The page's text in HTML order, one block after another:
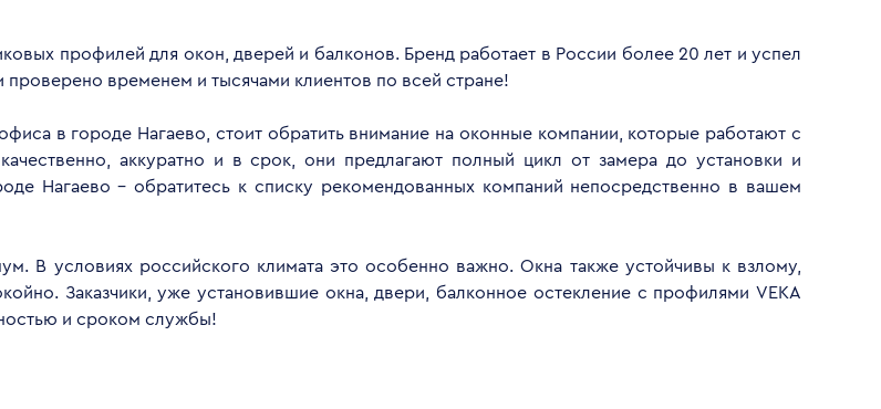
профилей для окон, дверей и балконов. Бренд работает в России более 20 лет и успел
временем и тысячами клиентов по всей стране!
в городе Нагаево, стоит обратить внимание на оконные компании, которые работают с
аккуратно и в срок, они предлагают полный цикл от замера до установки и
Нагаево - обратитесь к списку рекомендованных компаний непосредственно в вашем
В условиях российского климата это особенно важно. Окна также устойчивы к взлому,
Заказчики, уже установившие окна, двери, балконное остекление с профилями VEKA
и сроком службы!